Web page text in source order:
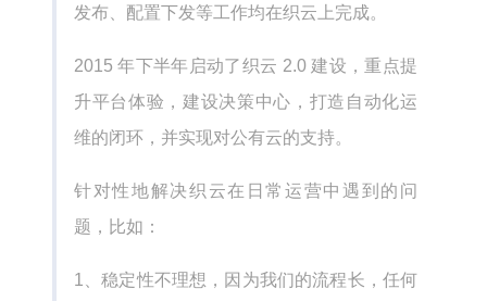
发布、配置下发等工作均在织云上完成。
2015 年下半年启动了织云 2.0 建设，重点提
升平台体验，建设决策中心，打造自动化运
维的闭环，并实现对公有云的支持。
针对性地解决织云在日常运营中遇到的问
题，比如：
1、稳定性不理想，因为我们的流程长，任何